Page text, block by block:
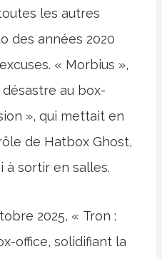
les autres
des années 2020
« Morbius »,
au box-
», qui mettait en
de Hatbox Ghost,
à sortir en salles.
2025, « Tron :
office, solidifiant la